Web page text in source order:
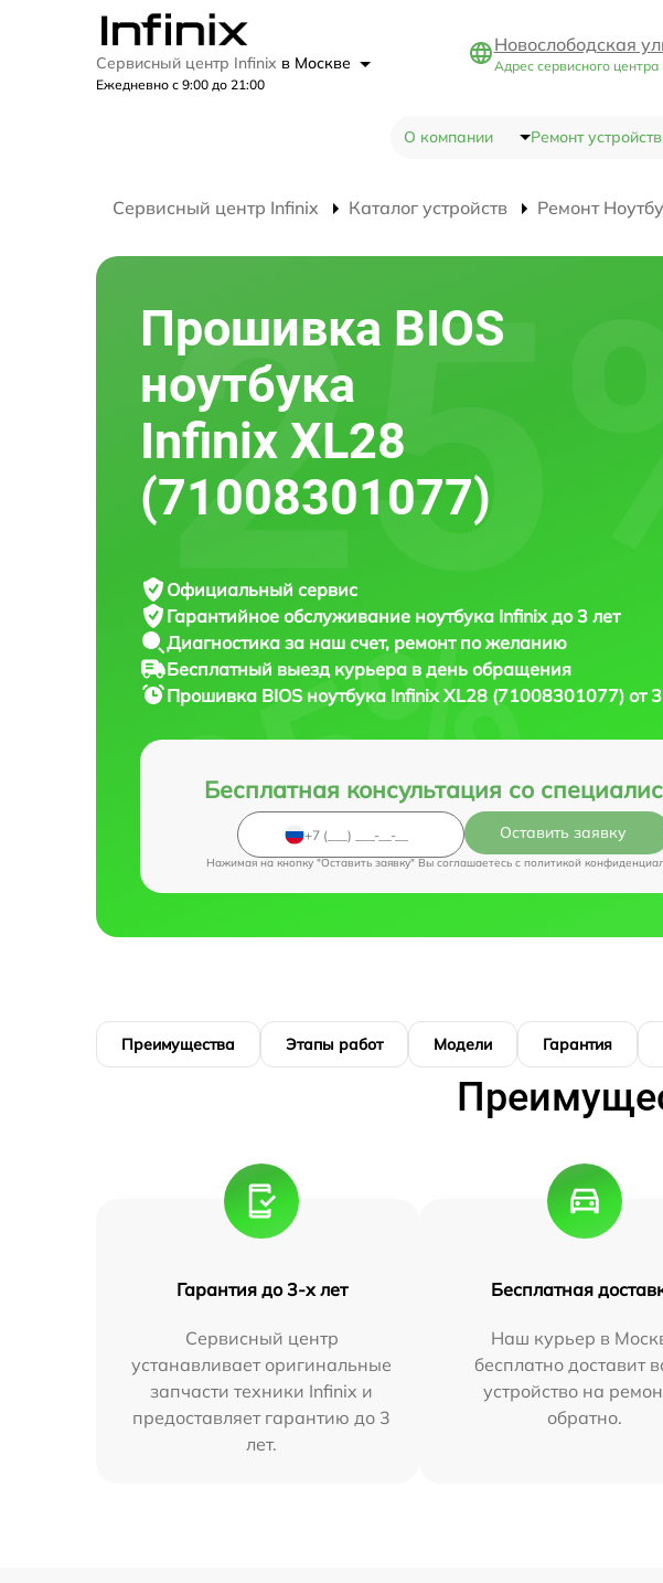
Сервисный центр Infinix в Москве
Ежедневно с 9:00 до 21:00
Новослободская
Адрес сервисного центра
О компании Ремонт устройств
Сервисный центр Infinix Каталог устройств Ремонт
Прошивка BIOS
ноутбука
Infinix XL28
(71008301077)
Официальный сервис
Гарантийное обслуживание ноутбука Infinix до 3 лет
Диагностика за наш счет, ремонт по желанию
Бесплатный выезд курьера в день обращения
Прошивка BIOS ноутбука Infinix XL28 (71008301077) от
Бесплатная консультация со
Оставить заявку
Нажимая на кнопку "Оставить заявку" Вы соглашаетесь c политикой
Преимущества Этапы работ Модели Гарантия
Гарантия до 3-х лет
Сервисный центр
устанавливает оригинальные
запчасти техники Infinix и
предоставляет гарантию до 3
лет.
Бесплатная
Наш курьер в
бесплатно доставит
устройство на
обратно.